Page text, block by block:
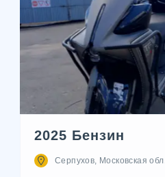
2025 Бензин
Серпухов, Московская